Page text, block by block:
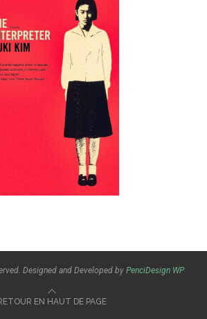
Designed and Developed by PenciDesign WP
EN HAUT DE PAGE